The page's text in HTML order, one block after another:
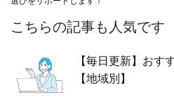
こちらの記事も人気です
【毎日更新】おす
【地域別】